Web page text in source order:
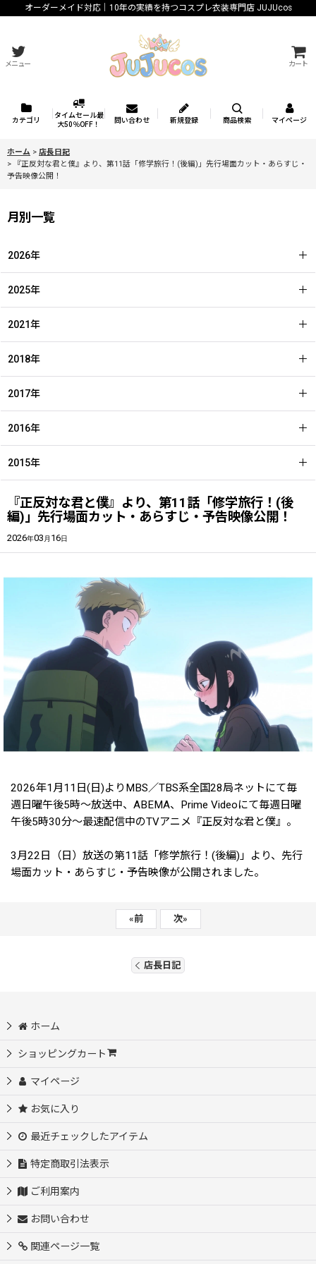
オーダーメイド対応｜10年の実績を持つコスプレ衣装専門店 JUJUcos
メニュー カート
カテゴリ
タイムセール最
大50％OFF！
問い合わせ 新規登録 商品検索 マイページ
ホーム > 店長日記
>
『正反対な君と僕』より、第11話「修学旅行！(後編)」先行場面カット・あらすじ・
予告映像公開！
『正反対な君と僕』より、第11話「修学旅行！(後
編)」先行場面カット・あらすじ・予告映像公開！
2026年03 月 16日
2026年1月11日(日)よりMBS／TBS系全国28局ネットにて毎
週日曜午後5時～放送中、ABEMA、Prime Videoにて毎週日曜
午後5時30分～最速配信中のTVアニメ『正反対な君と僕』。
3月22日（日）放送の第11話「修学旅行！(後編)」より、先行
場面カット・あらすじ・予告映像が公開されました。
«前 次»
店長日記
月別一覧
2026年
2025年
2021年
2018年
2017年
2016年
2015年
ホーム
ショッピングカート
マイページ
お気に入り
最近チェックしたアイテム
特定商取引法表示
ご利用案内
お問い合わせ
関連ページ一覧